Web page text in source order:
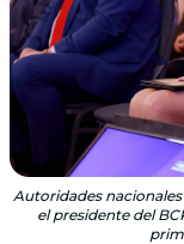
Autoridades
el presidente del